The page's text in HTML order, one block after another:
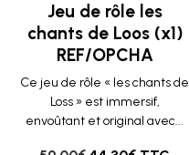
Jeu de rôle les
chants de Loos (x1)
REF/OPCHA
Ce jeu de rôle « les chants de
Loss » est immersif,
envoûtant et original avec...